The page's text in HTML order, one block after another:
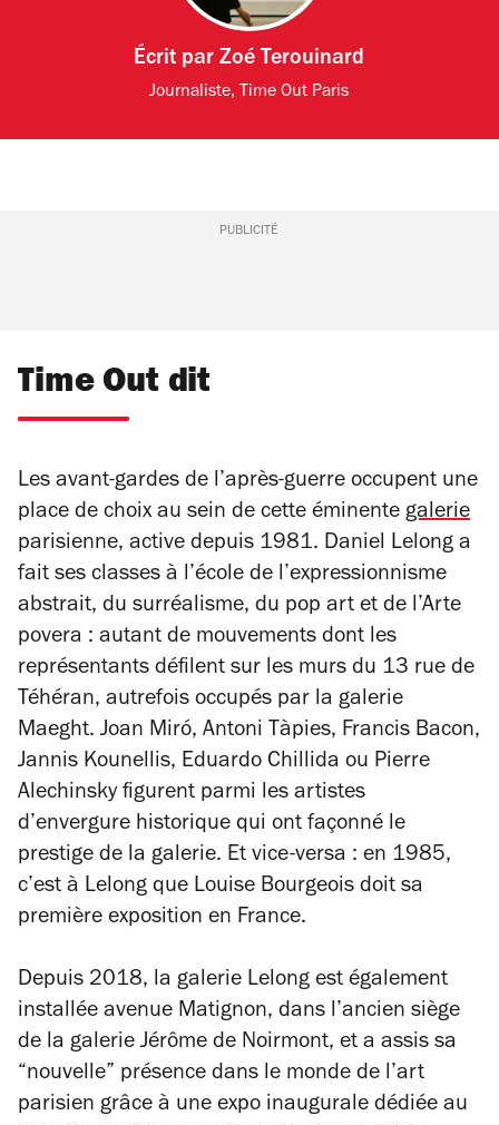
Écrit parZoé Terouinard
Journaliste, Time Out Paris
PUBLICITÉ
Time Out dit
Les avant-gardes de l’après-guerre occupent une
place de choix au sein de cette éminente galerie
parisienne, active depuis 1981. Daniel Lelong a
fait ses classes à l’école de l’expressionnisme
abstrait, du surréalisme, du pop art et de l’Arte
povera : autant de mouvements dont les
représentants défilent sur les murs du 13 rue de
Téhéran, autrefois occupés par la galerie
Maeght. Joan Miró, Antoni Tàpies, Francis Bacon,
Jannis Kounellis, Eduardo Chillida ou Pierre
Alechinsky figurent parmi les artistes
d’envergure historique qui ont façonné le
prestige de la galerie. Et vice-versa : en 1985,
c’est à Lelong que Louise Bourgeois doit sa
première exposition en France.
Depuis 2018, la galerie Lelong est également
installée avenue Matignon, dans l’ancien siège
de la galerie Jérôme de Noirmont, et a assis sa
“nouvelle” présence dans le monde de l’art
parisien grâce à une expo inaugurale dédiée au